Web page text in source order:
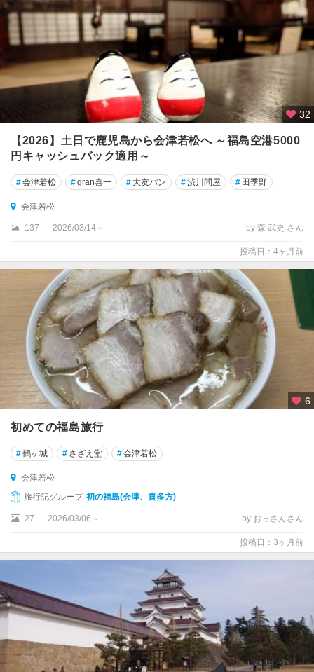
32
【2026】土日で鹿児島から会津若松へ ～福島空港5000
円キャッシュバック適用～
#会津若松 #gran喜一 # 大友パン #渋川問屋 # 田季野
会津若松
137 2026/03/14～ by 森 武史 さん
投稿日：4ヶ月前
6
初めての福島旅行
#鶴ヶ城 # さざえ堂 #会津若松
会津若松
旅行記グループ 初の福島(会津、喜多方)
27 2026/03/06～ by おっさんさん
投稿日：3ヶ月前